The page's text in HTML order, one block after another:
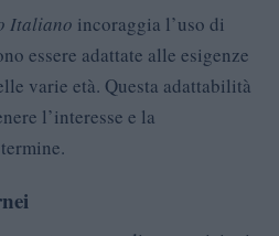
Italiano incoraggia l’uso di
essere adattate alle esigenze
varie età. Questa adattabilità
l’interesse e la